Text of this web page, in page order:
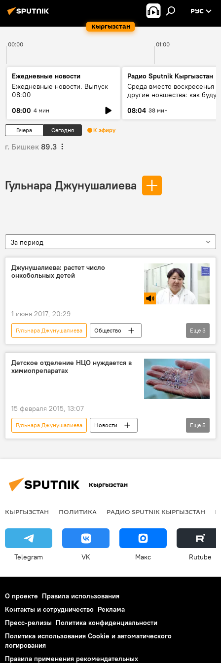
Кыргызстан
РУС
00:00 01:00
Ежедневные новости
Ежедневные новости. Выпуск
08:00
08:00 4 мин
Радио Sputnik Кыргызстан
Среда вместо воскресенья и
другие новшества: как будут
08:04 38 мин
Вчера Сегодня К эфиру
г. Бишкек 89.3
Гульнара Джунушалиева
За период
Джунушалиева: растет число
онкобольных детей
1 июня 2017, 20:29
Гульнара Джунушалиева
Общество
Радио Sputnik Кыргызстан
Кыргызстан
Еще 3
Детское отделение НЦО нуждается в
химиопрепаратах
15 февраля 2015, 13:07
Гульнара Джунушалиева
Новости
Кыргызстан
Бишкек
Ош
Еще 5
Кыргызстан
КЫРГЫЗСТАН ПОЛИТИКА РАДИО SPUTNIK КЫРГЫЗСТАН
Telegram VK Макс Rutube
О проекте Правила использования
Контакты и сотрудничество Реклама
Пресс-релизы Политика конфиденциальности
Политика использования Cookie и автоматического
логирования
Правила применения рекомендательных